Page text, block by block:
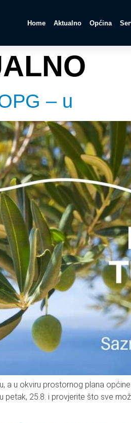
Home Aktualno Općina
– u
u okviru prostornog plana
25.8. i provjerite što sve